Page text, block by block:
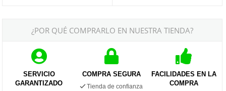
¿POR QUÉ COMPRARLO EN NUESTRA TIENDA?
SERVICIO
GARANTIZADO
COMPRA SEGURA
Tienda de confianza
FACILIDADES EN LA
COMPRA